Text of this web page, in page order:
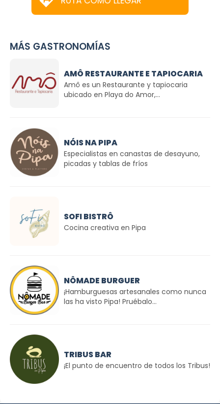
MÁS GASTRONOMÍAS
AMÔ RESTAURANTE E TAPIOCARIA
Amô es un Restaurante y tapiocaria
ubicado en Playa do Amor,...
NÓIS NA PIPA
Especialistas en canastas de desayuno,
picadas y tablas de fríos
SOFI BISTRÔ
Cocina creativa en Pipa
NÔMADE BURGUER
¡Hamburguesas artesanales como nunca
las ha visto Pipa! Pruébalo...
TRIBUS BAR
¡El punto de encuentro de todos los Tribus!